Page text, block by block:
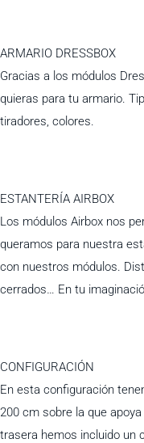
ARMARIO DRESSBOX
Gracias a los módulos
quieras para tu armario.
tiradores, colores.
ESTANTERÍA AIRBOX
Los módulos Airbox nos
queramos para nuestra
con nuestros módulos.
cerrados… En tu
CONFIGURACIÓN
En esta configuración
200 cm sobre la que
trasera hemos incluido un